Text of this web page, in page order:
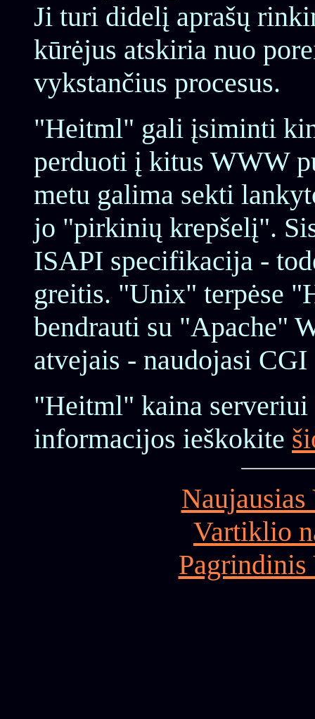
Ji turi didelį aprašų
kūrėjus atskiria nuo
vykstančius procesus.
"Heitml" gali įsiminti
perduoti į kitus WWW
metu galima sekti
jo "pirkinių krepšelį".
ISAPI specifikacija -
greitis. "Unix" terpėse
bendrauti su "Apache"
atvejais - naudojasi
"Heitml" kaina
informacijos ieškokite
Vartiklio